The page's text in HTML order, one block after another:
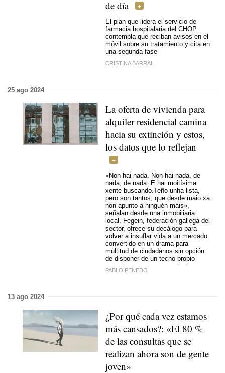
de día
El plan que lidera el servicio de
farmacia hospitalaria del CHOP
contempla que reciban avisos en el
móvil sobre su tratamiento y cita en
una segunda fase
CRISTINA BARRAL
25 ago 2024
La oferta de vivienda para
alquiler residencial camina
hacia su extinción y estos,
los datos que lo reflejan
«Non hai nada. Non hai nada, de
nada, de nada. E hai moitísima
xente buscando.Teño unha lista,
pero son tantos, que desde maio xa
non apunto a ninguén máis»,
señalan desde una inmobiliaria
local. Fegein, federación gallega del
sector, ofrece su decálogo para
volver a insuflar vida a un mercado
convertido en un drama para
multitud de ciudadanos sin opción
de disponer de un techo propio
PABLO PENEDO
13 ago 2024
¿Por qué cada vez estamos
más cansados?: «El 80 %
de las consultas que se
realizan ahora son de gente
joven»